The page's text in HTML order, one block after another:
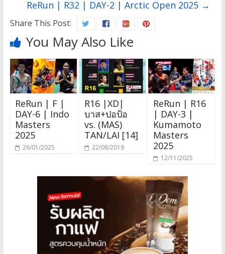
ReRun | R32 | DAY-2 | Arctic Open 2025 →
Share This Post:
You May Also Like
ReRun | F |
DAY-6 | Indo
Masters
2025
26/01/2025
R16 |XD|
บาส+ปอป้อ
vs. (MAS)
TAN/LAI [14]
22/08/2019
ReRun | R16
| DAY-3 |
Kumamoto
Masters
2025
12/11/2025